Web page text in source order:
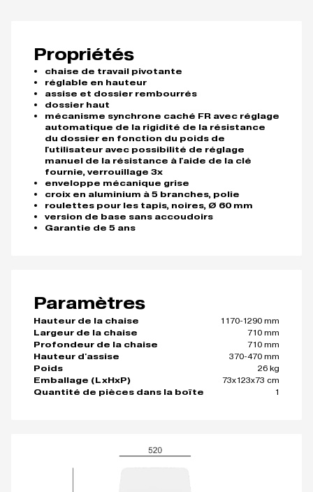
Propriétés
chaise de travail pivotante
réglable en hauteur
assise et dossier rembourrés
dossier haut
mécanisme synchrone caché FR avec réglage
automatique de la rigidité de la résistance
du dossier en fonction du poids de
l'utilisateur avec possibilité de réglage
manuel de la résistance à l'aide de la clé
fournie, verrouillage 3x
enveloppe mécanique grise
croix en aluminium à 5 branches, polie
roulettes pour les tapis, noires, Ø 60 mm
version de base sans accoudoirs
Garantie de 5 ans
Paramètres
Hauteur de la chaise
1170-1290 mm
Largeur de la chaise
710 mm
Profondeur de la chaise
710 mm
Hauteur d'assise
370-470 mm
Poids
26 kg
Emballage (LxHxP)
73x123x73 cm
Quantité de pièces dans la boîte
1